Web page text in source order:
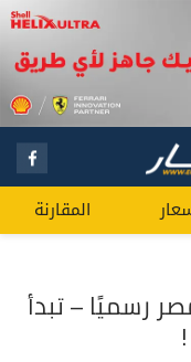
المقارنة
2020 في مصر رسميًا – تبدأ